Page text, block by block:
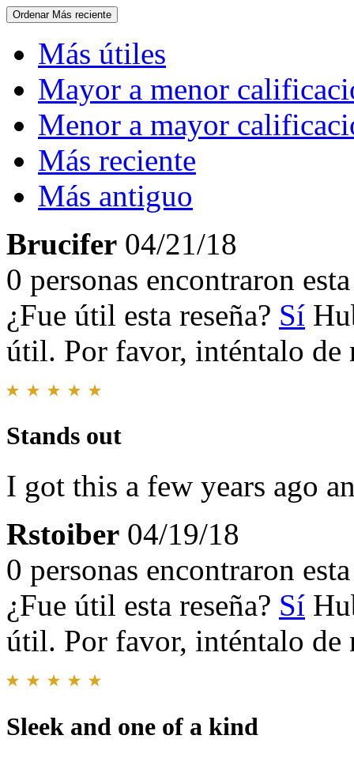
Ordenar Más reciente
Más útiles
Mayor a menor
Menor a mayor
Más reciente
Más antiguo
Brucifer 04/21/18
0 personas encontraron
¿Fue útil esta reseña? Sí
útil. Por favor, inténtalo de
Stands out
I got this a few years ago
Rstoiber 04/19/18
0 personas encontraron
¿Fue útil esta reseña? Sí
útil. Por favor, inténtalo de
Sleek and one of a kind